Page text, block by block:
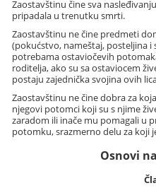
Zaostavštinu čine sva
pripadala u trenutku smrti.
Zaostavštinu ne čine predmeti
(pokućstvo, nameštaj, posteljina i
potrebama ostaviočevih
roditelja, ako su sa ostaviocem
postaju zajednička svojina ovih
Zaostavštinu ne čine dobra za
njegovi potomci koji su s njime
zaradom ili inače mu pomagali u
potomku, srazmerno delu za koji
Osnovi